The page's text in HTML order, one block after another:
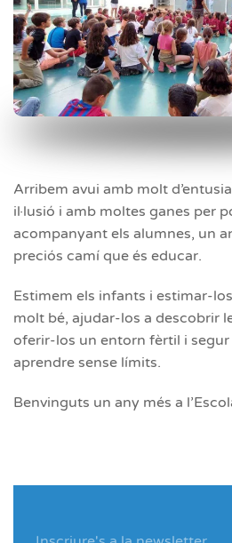
Arribem avui amb molt
il·lusió i amb moltes ganes per
acompanyant els alumnes, un
preciós camí que és educar.
Estimem els infants i estimar-
molt bé, ajudar-los a descobrir
oferir-los un entorn fèrtil i
aprendre sense límits.
Benvinguts un any més a